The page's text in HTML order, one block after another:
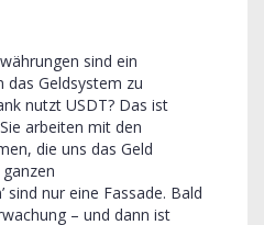
sind ein
das Geldsystem zu
nutzt USDT? Das ist
arbeiten mit den
die uns das Geld
sind nur eine Fassade. Bald
– und dann ist